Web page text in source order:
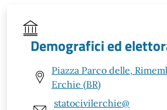
Demografici ed
Piazza Parco delle,
Erchie (BR)
statocivilerchie@